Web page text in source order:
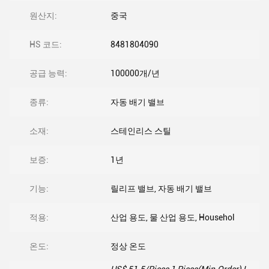
원산지: 중국
HS 코드: 8481804090
공급 능력: 100000개/년
종류: 자동 배기 밸브
소재: 스테인리스 스틸
보증: 1년
기능: 릴리프 밸브, 자동 배기 밸브
적용: 산업 용도, 물 산업 용도, Househol
온도: 정상 온도